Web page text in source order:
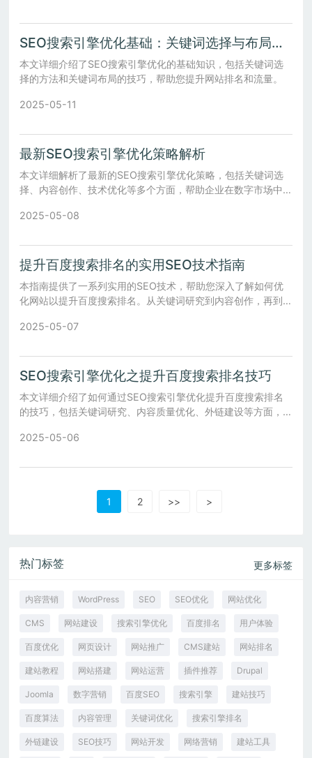
SEO搜索引擎优化基础：关键词选择与布局技巧
本文详细介绍了SEO搜索引擎优化的基础知识，包括关键词选
择的方法和关键词布局的技巧，帮助您提升网站排名和流量。
2025-05-11
最新SEO搜索引擎优化策略解析
本文详细解析了最新的SEO搜索引擎优化策略，包括关键词选
择、内容创作、技术优化等多个方面，帮助企业在数字市场中提
2025-05-08
提升百度搜索排名的实用SEO技术指南
本指南提供了一系列实用的SEO技术，帮助您深入了解如何优
化网站以提升百度搜索排名。从关键词研究到内容创作，再到技
2025-05-07
SEO搜索引擎优化之提升百度搜索排名技巧
本文详细介绍了如何通过SEO搜索引擎优化提升百度搜索排名
的技巧，包括关键词研究、内容质量优化、外链建设等方面，帮
2025-05-06
1 2 >> >
热门标签 更多标签
内容营销 WordPress SEO SEO优化 网站优化
CMS 网站建设 搜索引擎优化 百度排名 用户体验
百度优化 网页设计 网站推广 CMS建站 网站排名
建站教程 网站搭建 网站运营 插件推荐 Drupal
Joomla 数字营销 百度SEO 搜索引擎 建站技巧
百度算法 内容管理 关键词优化 搜索引擎排名
外链建设 SEO技巧 网站开发 网络营销 建站工具